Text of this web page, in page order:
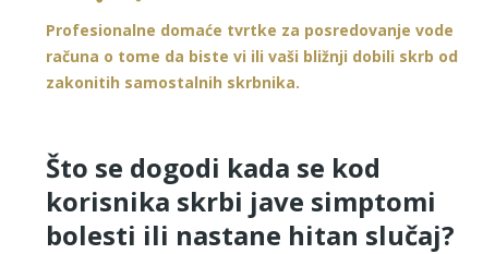
Profesionalne domaće tvrtke za posredovanje vode
računa o tome da biste vi ili vaši bližnji dobili skrb od
zakonitih samostalnih skrbnika.
Što se dogodi kada se kod
korisnika skrbi jave simptomi
bolesti ili nastane hitan slučaj?